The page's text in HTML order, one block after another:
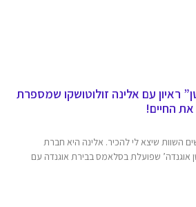
ראיון עם אלינה זולוטושקו שמספרת
החיים!
השוות שיצא לי להכיר. אלינה היא חברת
אוגנדה’ שפועלת בסלאמס בבירת אוגנדה עם